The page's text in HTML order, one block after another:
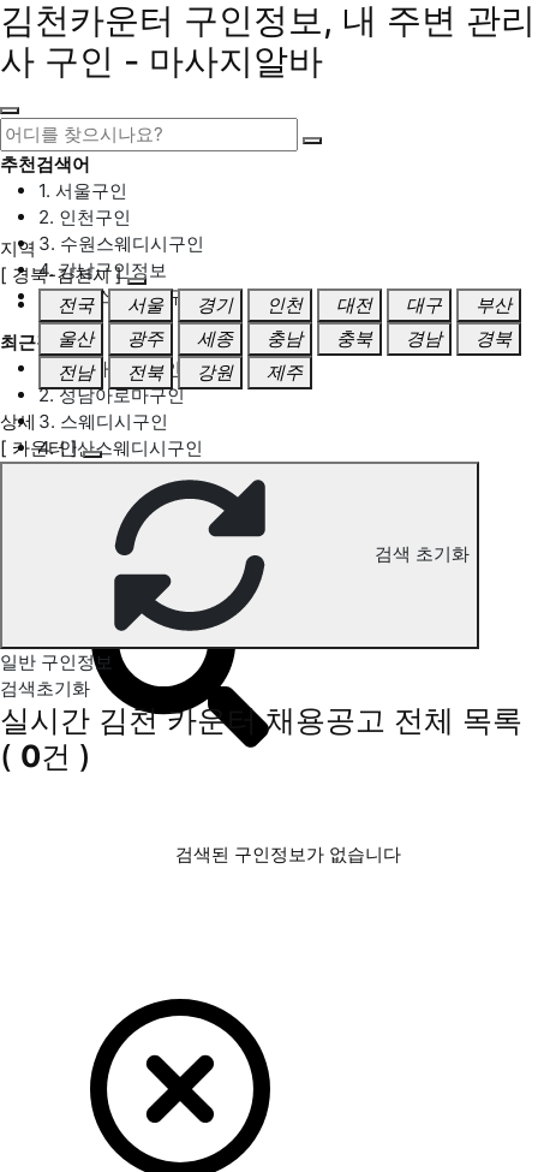
김천카운터 구인정보, 내 주변 관리
사 구인 - 마사지알바
추천검색어
1. 서울구인
2. 인천구인
3. 수원스웨디시구인
4. 강남구인정보
5. 동탄스웨디시구인
최근검색어
1. 일산마사지구인
2. 성남아로마구인
3. 스웨디시구인
4. 안산스웨디시구인
김천 카운터 구인정보
지역
[ 경북-김천시 ]
전국
서울 경기 인천 대전 대구
부산
울산
광주 세종 충남 충북 경남
경북
전남
전북 강원 제주
상세
[ 카운터 ]
검색 초기화
일반 구인정보
검색초기화
실시간 김천 카운터 채용공고 전체 목록
( 0건 )
검색된 구인정보가 없습니다